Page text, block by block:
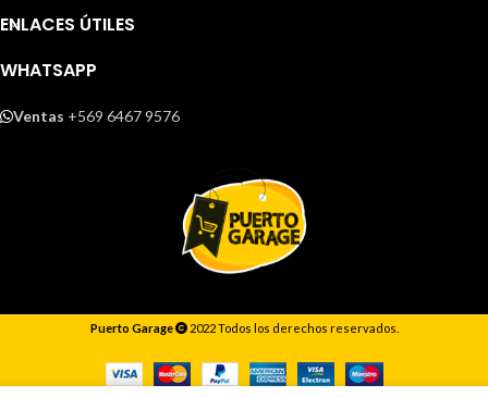
ENLACES ÚTILES
WHATSAPP
Ventas +569 6467 9576
Puerto Garage 2022 Todos los derechos reservados.